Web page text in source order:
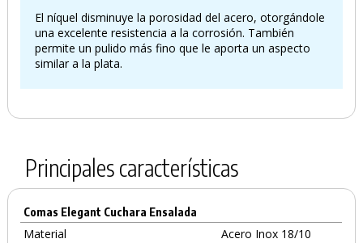
El níquel disminuye la porosidad del acero, otorgándole
una excelente resistencia a la corrosión. También
permite un pulido más fino que le aporta un aspecto
similar a la plata.
Principales características
Comas Elegant Cuchara Ensalada
Material
Acero Inox 18/10